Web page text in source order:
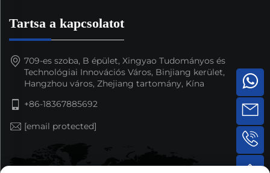
Tartsa a kapcsolatot
709-es szoba, B épület, Xingyao Tudományos és
Technológiai Innovációs Város, Binjiang kerület,
Hangzhou város, Zhejiang tartomány, Kína
+86-18367885692
[email protected]